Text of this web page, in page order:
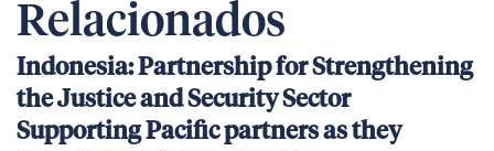
Relacionados
Indonesia: Partnership for Strengthening
the Justice and Security Sector
Supporting Pacific partners as they